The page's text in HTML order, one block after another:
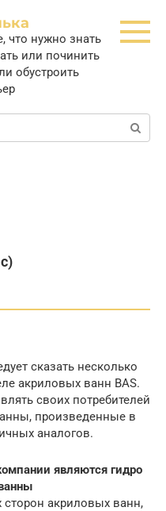
что нужно знать
или починить
обустроить
сказать несколько
акриловых ванн BAS.
своих потребителей
произведенные в
аналогов.
являются гидро
акриловых ванн,